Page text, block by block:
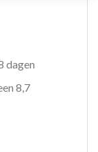
dagen
8,7